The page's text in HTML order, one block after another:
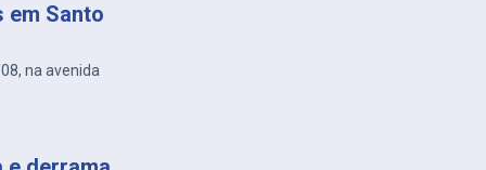
em Santo
na avenida